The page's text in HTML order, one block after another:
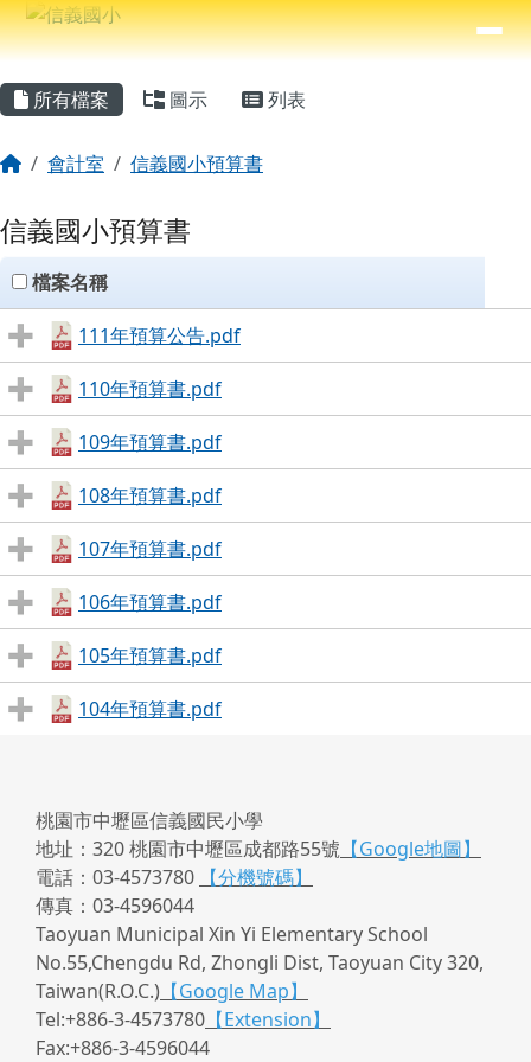
跳至主內容區
信義國小
⏸
導覽列
主內容區域
所有檔案 圖示 列表
回首頁會計室 信義國小預算書
信義國小預算書
clickAll
檔案名稱
111年預算公告.pdf
110年預算書.pdf
109年預算書.pdf
108年預算書.pdf
107年預算書.pdf
106年預算書.pdf
105年預算書.pdf
104年預算書.pdf
頁尾區域
桃園市中壢區信義國民小學
地址：320 桃園市中壢區成都路55號 【Google地圖】
電話：03-4573780
【分機號碼】
傳真：03-4596044
Taoyuan Municipal Xin Yi Elementary School
No.55,Chengdu Rd, Zhongli Dist, Taoyuan City 320,
Taiwan(R.O.C.) 【Google Map】
Tel:+886-3-4573780 【Extension】
Fax:+886-3-4596044